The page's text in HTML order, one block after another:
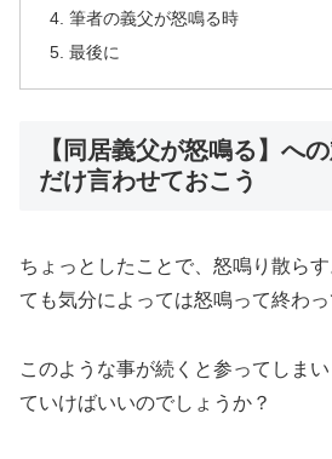
筆者の義父が怒鳴る時
最後に
【同居義父が怒鳴る】へ
だけ言わせておこう
ちょっとしたことで、怒鳴り散ら
ても気分によっては怒鳴って終わっ
このような事が続くと参ってしま
ていけばいいのでしょうか？